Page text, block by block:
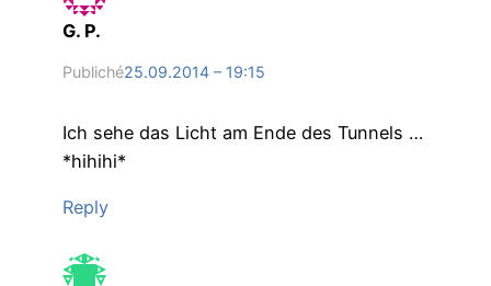
G. P.
Publiché25.09.2014 – 19:15
Ich sehe das Licht am Ende des Tunnels …
*hihihi*
Reply